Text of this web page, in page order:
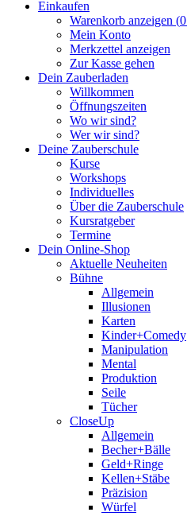
Einkaufen
Warenkorb anzeigen (0
Mein Konto
Merkzettel anzeigen
Zur Kasse gehen
Dein Zauberladen
Willkommen
Öffnungszeiten
Wo wir sind?
Wer wir sind?
Deine Zauberschule
Kurse
Workshops
Individuelles
Über die Zauberschule
Kursratgeber
Termine
Dein Online-Shop
Aktuelle Neuheiten
Bühne
Allgemein
Illusionen
Karten
Kinder+Comedy
Manipulation
Mental
Produktion
Seile
Tücher
CloseUp
Allgemein
Becher+Bälle
Geld+Ringe
Kellen+Stäbe
Präzision
Würfel